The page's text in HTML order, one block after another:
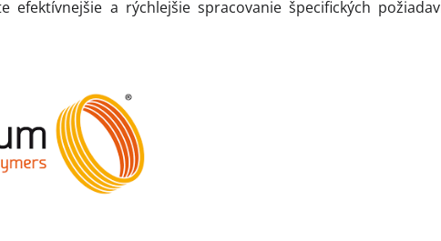
a rýchlejšie spracovanie špecifických